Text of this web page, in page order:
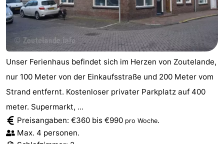
18
Kurhaus
-
Residentie
Soutelande
Campingplätze
Ferienhäuser
-
De
Zandput
-
Duinzicht
-
Joossesweg
-
Unser Ferienhaus befindet sich im Herzen von Zoutelande,
nur 100 Meter von der Einkaufsstraße und 200 Meter vom
Strand entfernt. Kostenloser privater Parkplatz auf 400
meter. Supermarkt, ...
Preisangaben: €360 bis €990 pro Woche.
Max. 4 personen.